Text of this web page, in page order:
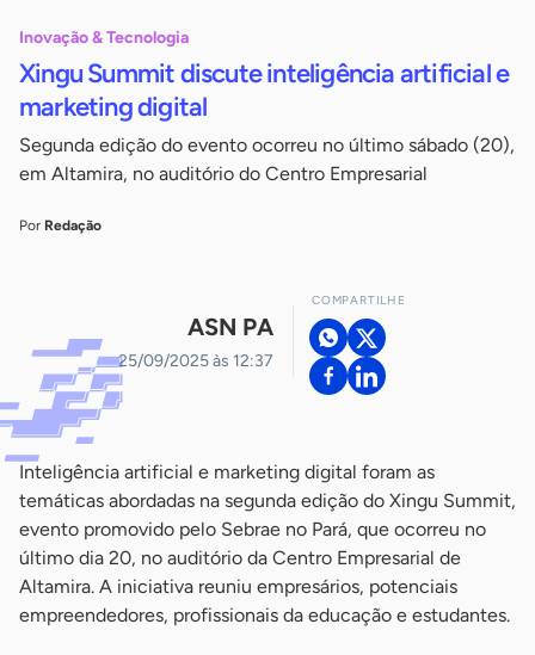
Inovação & Tecnologia
Xingu Summit discute inteligência artificial e
marketing digital
Segunda edição do evento ocorreu no último sábado (20),
em Altamira, no auditório do Centro Empresarial
Por Redação
ASN PA
25/09/2025 às 12:37
COMPARTILHE
Inteligência artificial e marketing digital foram as
temáticas abordadas na segunda edição do Xingu Summit,
evento promovido pelo Sebrae no Pará, que ocorreu no
último dia 20, no auditório da Centro Empresarial de
Altamira. A iniciativa reuniu empresários, potenciais
empreendedores, profissionais da educação e estudantes.